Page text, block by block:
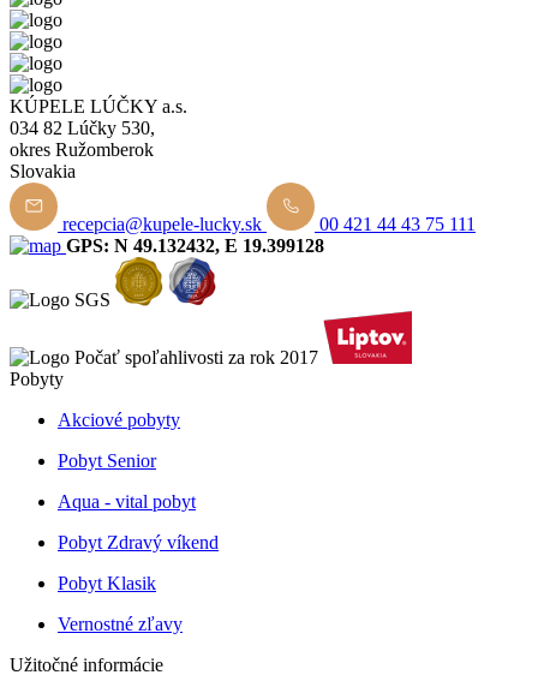
KÚPELE LÚČKY a.s.
034 82 Lúčky 530,
okres Ružomberok
Slovakia
recepcia@kupele-lucky.sk
00 421 44 43 75 111
GPS: N 49.132432, E 19.399128
Pobyty
Akciové pobyty
Pobyt Senior
Aqua - vital pobyt
Pobyt Zdravý víkend
Pobyt Klasik
Vernostné zľavy
Užitočné informácie